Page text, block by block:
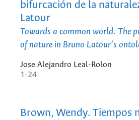
bifurcación de la
Latour
Towards a common world. The
of nature in Bruno Latour’s
Jose Alejandro Leal-Rolon
1-24
Brown, Wendy. Tiempos